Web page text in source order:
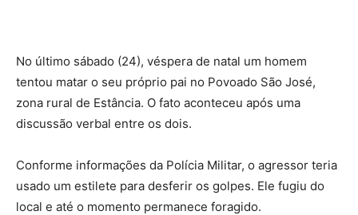
No último sábado (24), véspera de natal um homem
tentou matar o seu próprio pai no Povoado São José,
zona rural de Estância. O fato aconteceu após uma
discussão verbal entre os dois.
Conforme informações da Polícia Militar, o agressor teria
usado um estilete para desferir os golpes. Ele fugiu do
local e até o momento permanece foragido.